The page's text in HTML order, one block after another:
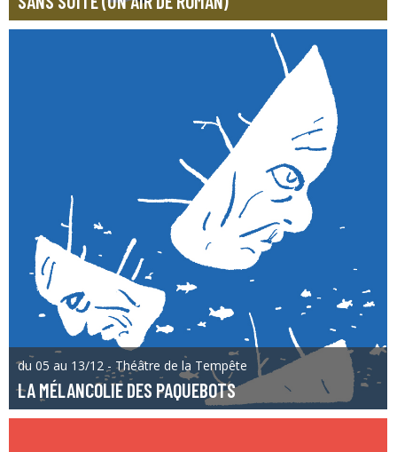
du 05 au 13/12 - Théâtre de la Tempête
LA MÉLANCOLIE DES PAQUEBOTS